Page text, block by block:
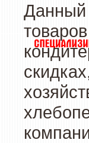
Данный